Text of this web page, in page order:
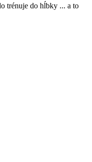
trénuje do hĺbky ... a to